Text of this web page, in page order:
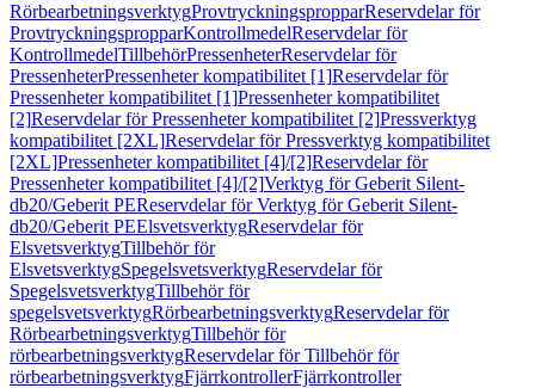
RörbearbetningsverktygProvtryckningspropparReservdelar för
ProvtryckningspropparKontrollmedelReservdelar för
KontrollmedelTillbehörPressenheterReservdelar för
PressenheterPressenheter kompatibilitet [1]Reservdelar för
Pressenheter kompatibilitet [1]Pressenheter kompatibilitet
[2]Reservdelar för Pressenheter kompatibilitet [2]Pressverktyg
kompatibilitet [2XL]Reservdelar för Pressverktyg kompatibilitet
[2XL]Pressenheter kompatibilitet [4]/[2]Reservdelar för
Pressenheter kompatibilitet [4]/[2]Verktyg för Geberit Silent-
db20/Geberit PEReservdelar för Verktyg för Geberit Silent-
db20/Geberit PEElsvetsverktygReservdelar för
ElsvetsverktygTillbehör för
ElsvetsverktygSpegelsvetsverktygReservdelar för
SpegelsvetsverktygTillbehör för
spegelsvetsverktygRörbearbetningsverktygReservdelar för
RörbearbetningsverktygTillbehör för
rörbearbetningsverktygReservdelar för Tillbehör för
rörbearbetningsverktygFjärrkontrollerFjärrkontroller